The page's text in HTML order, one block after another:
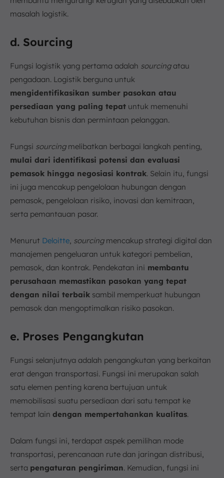
masalah logistik.
d. Sourcing
Fungsi logistik yang pertama adalah sourcingatau
pengadaan. Logistik berguna untuk
mengidentifikasikan sumber pasokan atau
persediaan yang paling tepat untuk memenuhi
kebutuhan bisnis dan permintaan pelanggan.
Fungsi sourcingmelibatkan berbagai langkah penting,
mulai dari identifikasi potensi dan evaluasi
pemasok hingga negosiasi kontrak. Selain itu, fungsi
ini juga mencakup pengelolaan hubungan dengan
pemasok, pengelolaan risiko, inovasi dan kemitraan,
serta pemantauan pasar.
Menurut Deloitte sourcingmencakup strategi digital dan
manajemen pengeluaran untuk kategori pembelian,
pemasok, dan kontrak. Pendekatan ini membantu
perusahaan memastikan pasokan yang tepat
dengan nilai terbaik sambil memperkuat hubungan
pemasok dan mengoptimalkan risiko pasokan.
e. Proses Pengangkutan
Fungsi selanjutnya adalah pengangkutan yang berkaitan
erat dengan transportasi. Fungsi ini merupakan salah
satu elemen penting karena bertujuan untuk
memobilisasi suatu persediaan dari satu tempat ke
tempat lain dengan mempertahankan kualitas.
Dalam fungsi ini, terdapat aspek pemilihan mode
transportasi, perencanaan rute dan jaringan distribusi,
serta pengaturan pengiriman. Kemudian, fungsi ini